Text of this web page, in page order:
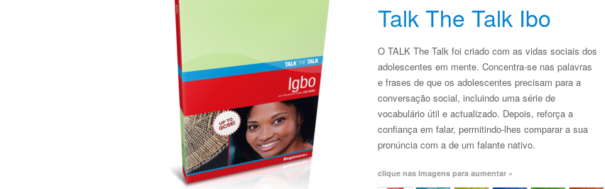
Talk The Talk Ibo
O TALK The Talk foi criado com as vidas sociais dos
adolescentes em mente. Concentra-se nas palavras
e frases de que os adolescentes precisam para a
conversação social, incluindo uma série de
vocabulário útil e actualizado. Depois, reforça a
confiança em falar, permitindo-lhes comparar a sua
pronúncia com a de um falante nativo.
clique nas imagens para aumentar »